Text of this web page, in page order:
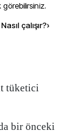
Nasıl çalışır?›
tüketici
bir önceki